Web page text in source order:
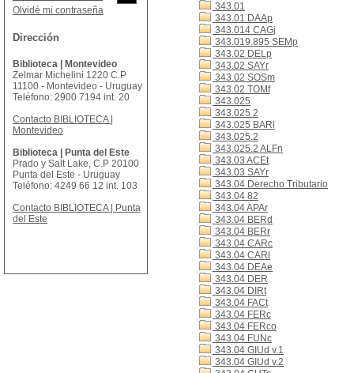
343.01
343.01 DAAp
343.014 CAGj
343.019.895 SEMp
343.02 DELp
343.02 SAYr
343.02 SOSm
343.02 TOMf
343.025
343.025 2
343.025 BARl
343.025.2
343.025.2 ALFn
343.03 ACEt
343.03 SAYr
343.04 Derecho Tributario
343.04 82
343.04 APAr
343.04 BERd
343.04 BERr
343.04 CARc
343.04 CARl
343.04 DEAe
343.04 DER
343.04 DIRt
343.04 FACt
343.04 FERc
343.04 FERco
343.04 FUNc
343.04 GIUd v.1
343.04 GIUd v.2
Olvidé mi contraseña
Dirección
Biblioteca | Montevideo
Zelmar Michelini 1220 C.P
11100 - Montevideo - Uruguay
Teléfono: 2900 7194 int. 20
Contacto BIBLIOTECA |
Montevideo
Biblioteca | Punta del Este
Prado y Salt Lake, C.P 20100
Punta del Este - Uruguay
Teléfono: 4249 66 12 int. 103
Contacto BIBLIOTECA | Punta
del Este